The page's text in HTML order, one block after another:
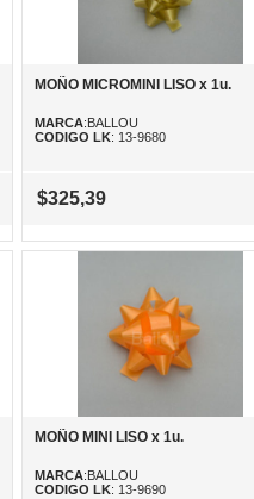
MOÑO MICROMINI LISO x 1u.
MARCA:BALLOU
CODIGO LK: 13-9680
$325,39
MOÑO MINI LISO x 1u.
MARCA:BALLOU
CODIGO LK: 13-9690